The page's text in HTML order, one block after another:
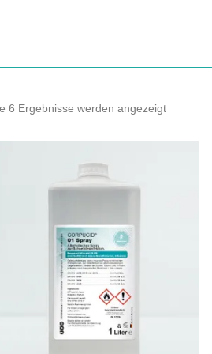
6 Ergebnisse werden angezeigt